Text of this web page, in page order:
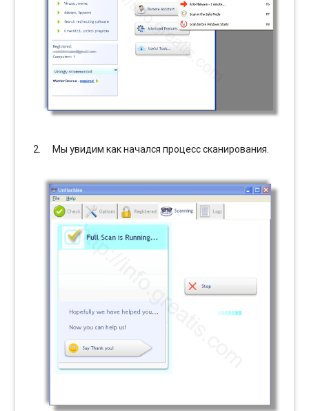
Мы увидим как начался процесс сканирования.